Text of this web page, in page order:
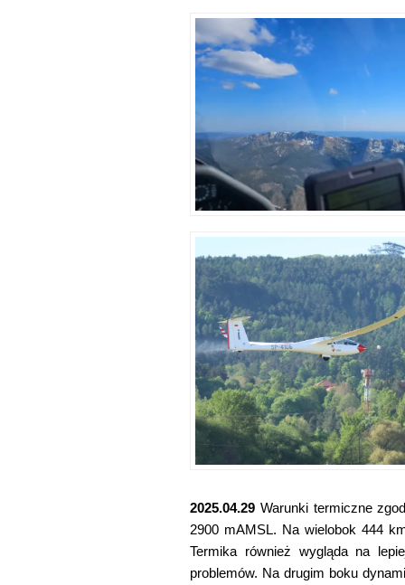
2025.04.29 Warunki termiczne
2900 mAMSL. Na wielobok 444
Termika również wygląda na
problemów. Na drugim boku